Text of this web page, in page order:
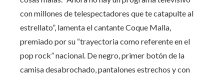
con millones de telespectadores que te catapulte al
estrellato”, lamenta el cantante Coque Malla,
premiado por su “trayectoria como referente en el
pop rock” nacional. De negro, primer botón de la
camisa desabrochado, pantalones estrechos y con